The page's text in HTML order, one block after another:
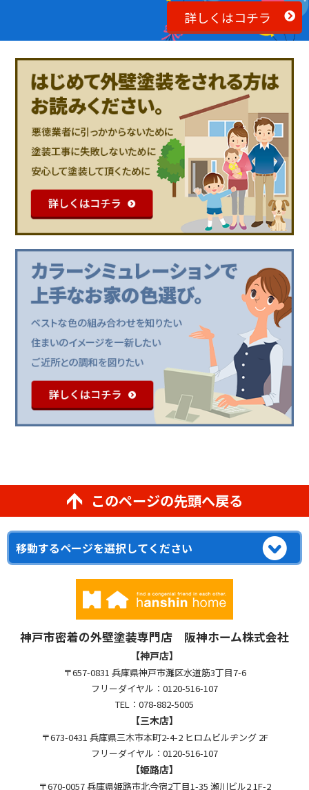
詳しくはコチラ
このページの先頭へ戻る
神戸市密着の外壁塗装専門店 阪神ホーム株式会社
【神戸店】
〒657-0831 兵庫県神戸市灘区水道筋3丁目7-6
フリーダイヤル：0120-516-107
TEL：078-882-5005
【三木店】
〒673-0431 兵庫県三木市本町2-4-2 ヒロムビルヂング 2F
フリーダイヤル：0120-516-107
【姫路店】
〒670-0057 兵庫県姫路市北今宿2丁目1-35 瀬川ビル2 1F-2